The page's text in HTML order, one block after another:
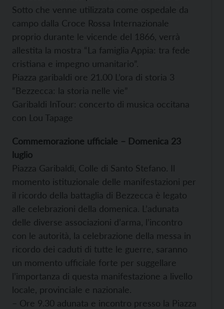
Sotto che venne utilizzata come ospedale da
campo dalla Croce Rossa Internazionale
proprio durante le vicende del 1866, verrà
allestita la mostra “La famiglia Appia: tra fede
cristiana e impegno umanitario”.
Piazza garibaldi ore 21.00 L’ora di storia 3
“Bezzecca: la storia nelle vie”
Garibaldi InTour: concerto di musica occitana
con Lou Tapage
Commemorazione ufficiale – Domenica 23
luglio
Piazza Garibaldi, Colle di Santo Stefano. Il
momento istituzionale delle manifestazioni per
il ricordo della battaglia di Bezzecca è legato
alle celebrazioni della domenica. L’adunata
delle diverse associazioni d’arma, l’incontro
con le autorità, la celebrazione della messa in
ricordo dei caduti di tutte le guerre, saranno
un momento ufficiale forte per suggellare
l’importanza di questa manifestazione a livello
locale, provinciale e nazionale.
– Ore 9.30 adunata e incontro presso la Piazza